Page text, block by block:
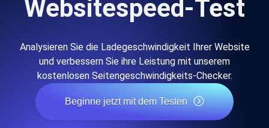
Websitespeed-Test
Analysieren Sie die Ladegeschwindigkeit Ihrer Website
und verbessern Sie ihre Leistung mit unserem
kostenlosen Seitengeschwindigkeits-Checker.
Beginne jetzt mit dem Testen